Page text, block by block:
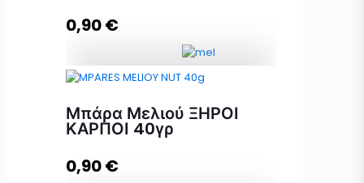
Προσθήκη στο καλάθι
0,90€
Πορτοκάλι + Αμύγδαλο 40γρ
ποσότητα
Μπάρα Μελιού ΞΗΡΟΙ
ΚΑΡΠΟΙ 40γρ
0,90€